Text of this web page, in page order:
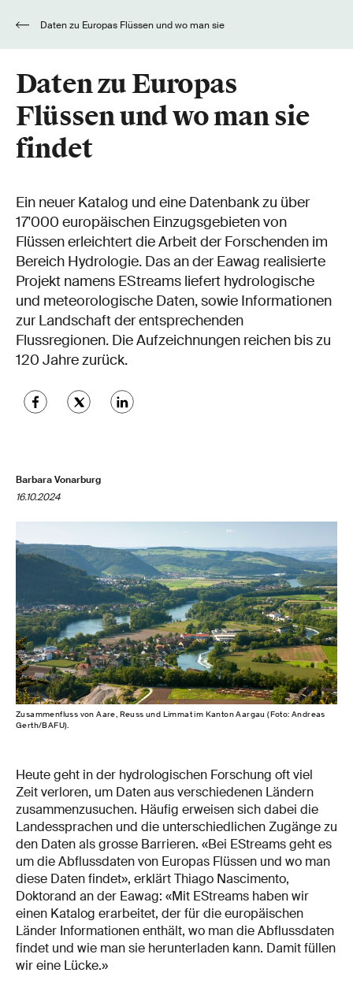
Daten zu Europas
Flüssen und wo man sie
findet
Ein neuer Katalog und eine Datenbank zu über
17'000 europäischen Einzugsgebieten von
Flüssen erleichtert die Arbeit der Forschenden im
Bereich Hydrologie. Das an der Eawag realisierte
Projekt namens EStreams liefert hydrologische
und meteorologische Daten, sowie Informationen
zur Landschaft der entsprechenden
Flussregionen. Die Aufzeichnungen reichen bis zu
120 Jahre zurück.
Barbara Vonarburg
16.10.2024
Zusammenfluss von Aare, Reuss und Limmat im Kanton Aargau (Foto: Andreas
Gerth/BAFU).
Heute geht in der hydrologischen Forschung oft viel
Zeit verloren, um Daten aus verschiedenen Ländern
zusammenzusuchen. Häufig erweisen sich dabei die
Landessprachen und die unterschiedlichen Zugänge zu
den Daten als grosse Barrieren. «Bei EStreams geht es
um die Abflussdaten von Europas Flüssen und wo man
diese Daten findet», erklärt Thiago Nascimento,
Doktorand an der Eawag: «Mit EStreams haben wir
einen Katalog erarbeitet, der für die europäischen
Länder Informationen enthält, wo man die Abflussdaten
findet und wie man sie herunterladen kann. Damit füllen
wir eine Lücke.»